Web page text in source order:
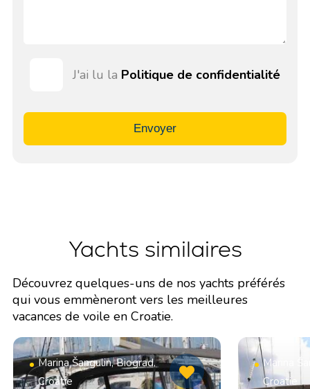
J'ai lu la Politique de confidentialité
Envoyer
Yachts similaires
Découvrez quelques-uns de nos yachts préférés
qui vous emmèneront vers les meilleures
vacances de voile en Croatie.
Marina Šangulin, Biograd,
Croatie
Marina
Croatie